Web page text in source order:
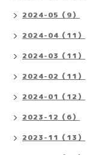
2024-05（9）
2024-04（11）
2024-03（11）
2024-02（11）
2024-01（12）
2023-12（6）
2023-11（13）